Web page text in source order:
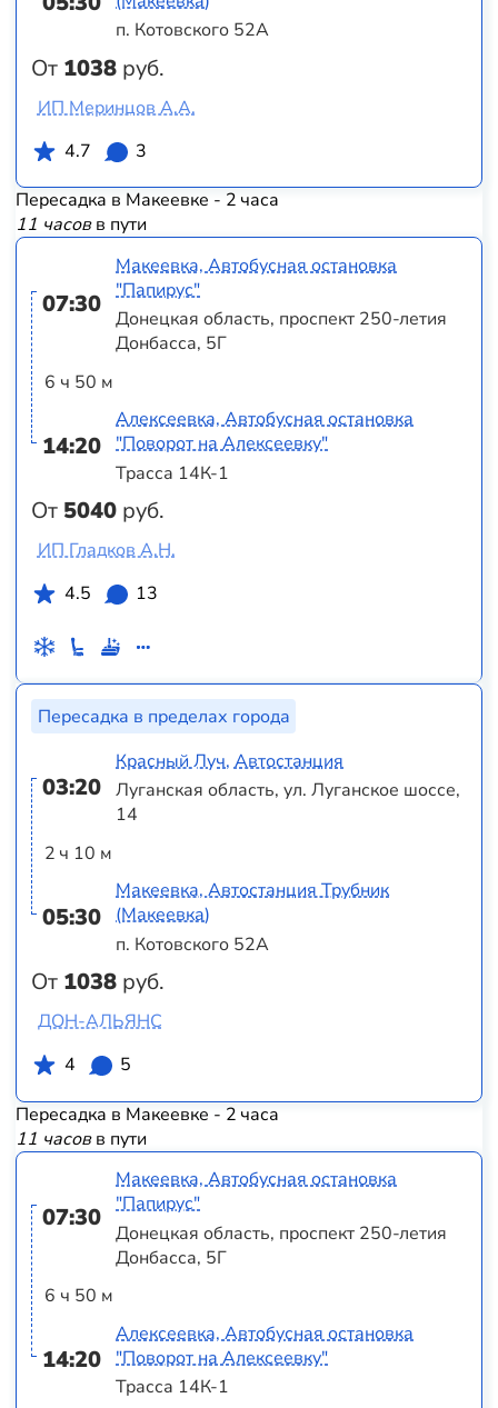
От 1038 руб.
п. Котовского 52А
ИП Меринцов А.А.
4.7
3
Пересадка в Макеевке - 2 часа
11 часовв пути
07:30
6 ч 50 м
14:20
От 5040 руб.
Макеевка, Автобусная остановка
"Папирус"
Донецкая область, проспект 250-летия
Донбасса, 5Г
Алексеевка, Автобусная остановка
"Поворот на Алексеевку"
Трасса 14К-1
ИП Гладков А.Н.
4.5
13
Пересадка в пределах города
03:20
2 ч 10 м
05:30
От 1038 руб.
Красный Луч, Автостанция
Луганская область, ул. Луганское шоссе,
14
Макеевка, Автостанция Трубник
(Макеевка)
п. Котовского 52А
ДОН-АЛЬЯНС
4
5
Пересадка в Макеевке - 2 часа
11 часовв пути
07:30
6 ч 50 м
14:20
Макеевка, Автобусная остановка
"Папирус"
Донецкая область, проспект 250-летия
Донбасса, 5Г
Алексеевка, Автобусная остановка
"Поворот на Алексеевку"
Трасса 14К-1